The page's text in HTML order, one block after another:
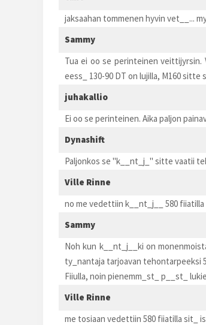
jaksaahan tommenen hyvin vet__...
Sammy
Tua ei oo se perinteinen veittijyrsin.
eess_ 130-90 DT on lujilla, M160 sitte
juhakallio
Ei oo se perinteinen. Aika paljon
Dynashift
Paljonkos se "k__nt_j_" sitte vaatii
Ville Rinne
no me vedettiin k__nt_j__ 580
Sammy
Noh kun k__nt_j__ki on
ty_nantaja tarjoavan tehontarpeeksi
Fiiulla, noin pienemm_st_ p__st_
Ville Rinne
me tosiaan vedettiin 580 fiiatilla sit_